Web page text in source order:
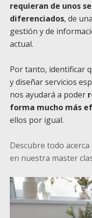
requieran de unos
diferenciados, de
gestión y de
actual.
Por tanto, identificar
y diseñar servicios
nos ayudará a poder
forma mucho más
ellos por igual.
Descubre todo
en nuestra master